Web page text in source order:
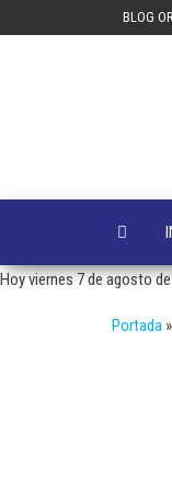
BLOG
Hoy viernes 7 de agosto
Portada »